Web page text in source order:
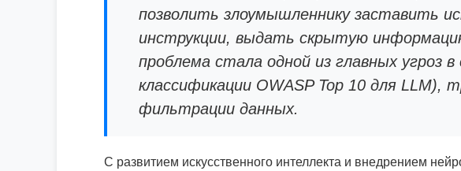
позволить злоумышленнику заставить
инструкции, выдать скрытую
проблема стала одной из главных угроз
классификации OWASP Top 10 для LLM),
фильтрации данных.
С развитием искусственного интеллекта и внедрением